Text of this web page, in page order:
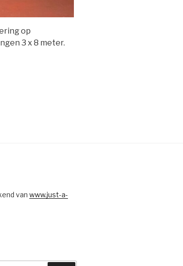
op
3 x 8 meter.
van www.just-a-